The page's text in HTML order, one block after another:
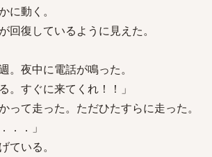
に動く。
回復しているように見えた。
。夜中に電話が鳴った。
。すぐに来てくれ！！」
って走った。ただひたすらに走った。
．．」
ている。